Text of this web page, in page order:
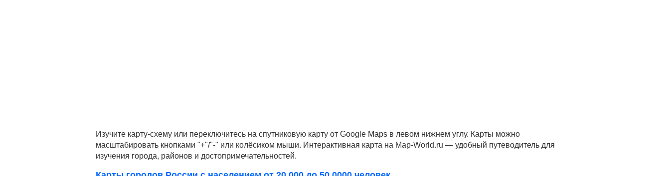
Изучите карту-схему или переключитесь на спутниковую карту от Google Maps в левом нижнем углу. Карты можно
масштабировать кнопками "+"/"-" или колёсиком мыши. Интерактивная карта на Map-World.ru — удобный путеводитель для
изучения города, районов и достопримечательностей.